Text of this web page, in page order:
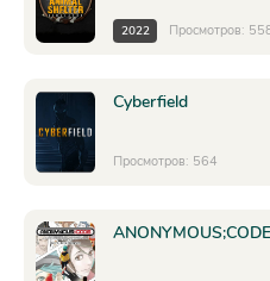
2022 Просмотров:
Cyberfield
Просмотров: 564
ANONYMOUS;CODE